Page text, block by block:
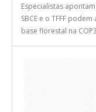
Especialistas
SBCE e o TFFF
base florestal na